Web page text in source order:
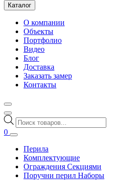
Каталог
О компании
Объекты
Портфолио
Видео
Блог
Доставка
Заказать замер
Контакты
Поиск
товаров
0
Перила
Комплектующие
Ограждения Секциями
Поручни перил Наборы